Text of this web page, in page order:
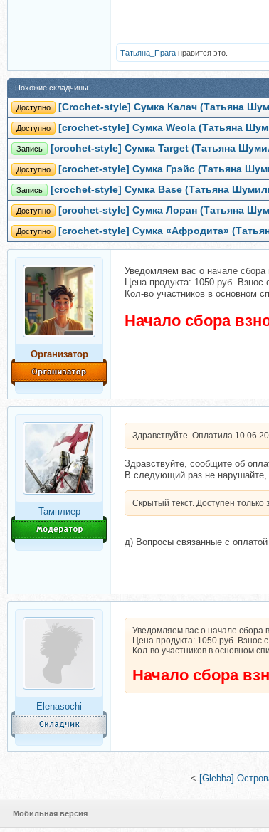
Татьяна_Прага нравится это.
Похожие складчины
Доступно [Crochet-style] Сумка Калач (Татьяна
Доступно [crochet-style] Сумка Weola (Татьяна
Запись [crochet-style] Сумка Target (Татьяна
Доступно [crochet-style] Сумка Грэйс (Татьяна
Запись [crochet-style] Сумка Base (Татьяна
Доступно [crochet-style] Сумка Лоран (Татьяна
Доступно [crochet-style] Сумка «Афродита»
Организатор
Уведомляем вас о начале сбора
Цена продукта: 1050 руб. Взнос
Кол-во участников в основном
Начало сбора
Тамплиер
Здравствуйте. Оплатила
Здравствуйте, сообщите об
В следующий раз не нарушайте,
Скрытый текст. Доступен
д) Вопросы связанные с
Elenasochi
Уведомляем вас о начале сбора
Цена продукта: 1050 руб. Взнос
Кол-во участников в основном
Начало сбора
< [Glebba]
Мобильная версия